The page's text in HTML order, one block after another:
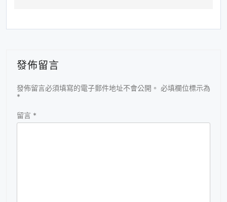
發佈留言
發佈留言必須填寫的電子郵件地址不會公開。 必填欄位標示為
*
留言 *